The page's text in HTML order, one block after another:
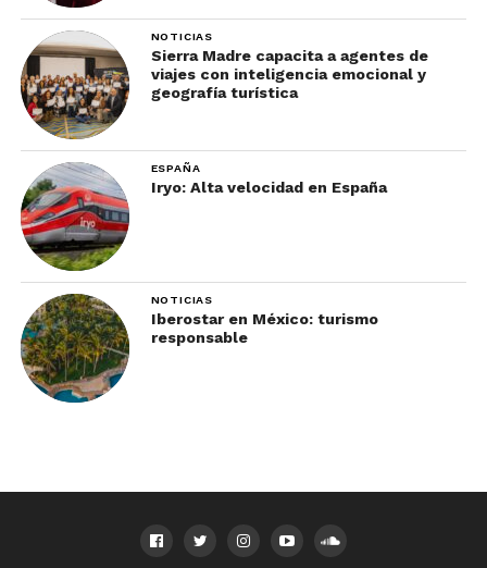
NOTICIAS
Sierra Madre capacita a agentes de
viajes con inteligencia emocional y
geografía turística
ESPAÑA
Iryo: Alta velocidad en España
NOTICIAS
Iberostar en México: turismo
responsable